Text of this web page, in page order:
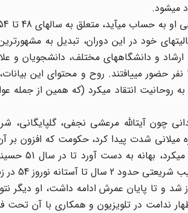
میشود.
بر اثر افزایش فعالیتهای خود در این دوران، تبدیل به
و دانشگاههای مختلف، دانشجویان و
کرد، به طوری که در برخی جلسات سخنرانی او بیش از 1500 نفر حضور
روحانیت انتقاد میکرد (که همین از جمله
چون آیتالله مرعشی نجفی، گلپایگانی،
شدت پیدا کرد، حکومت که افزون بر
ابوذر و سربداران و
54 در زندان به سر برد.4
شد و تا پایان عمرش ادامه داشت، او دیگر
ندامت در تلویزیون و همکاری با آن تحت